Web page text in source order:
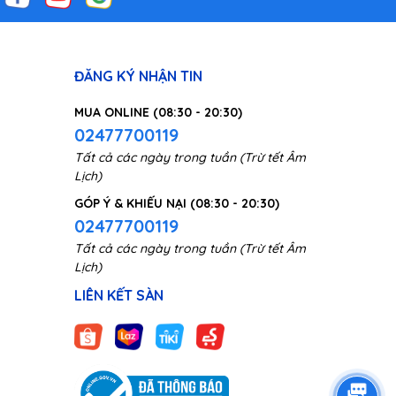
ĐĂNG KÝ NHẬN TIN
MUA ONLINE (08:30 - 20:30)
02477700119
Tất cả các ngày trong tuần (Trừ tết Âm
Lịch)
GÓP Ý & KHIẾU NẠI (08:30 - 20:30)
02477700119
Tất cả các ngày trong tuần (Trừ tết Âm
Lịch)
LIÊN KẾT SÀN